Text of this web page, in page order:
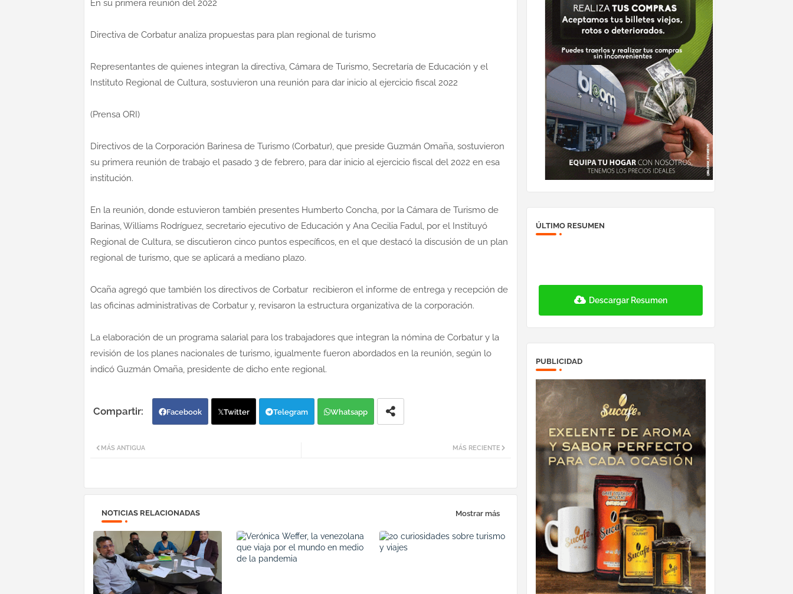
En su primera reunión del 2022
Directiva de Corbatur analiza propuestas para plan regional de turismo
Representantes de quienes integran la directiva, Cámara de Turismo, Secretaría de Educación y el
Instituto Regional de Cultura, sostuvieron una reunión para dar inicio al ejercicio fiscal 2022
(Prensa ORI)
Directivos de la Corporación Barinesa de Turismo (Corbatur), que preside Guzmán Omaña, sostuvieron
su primera reunión de trabajo el pasado 3 de febrero, para dar inicio al ejercicio fiscal del 2022 en esa
institución.
En la reunión, donde estuvieron también presentes Humberto Concha, por la Cámara de Turismo de
Barinas, Williams Rodríguez, secretario ejecutivo de Educación y Ana Cecilia Fadul, por el Instituyó
Regional de Cultura, se discutieron cinco puntos específicos, en el que destacó la discusión de un plan
regional de turismo, que se aplicará a mediano plazo.
Ocaña agregó que también los directivos de Corbatur recibieron el informe de entrega y recepción de
las oficinas administrativas de Corbatur y, revisaron la estructura organizativa de la corporación.
La elaboración de un programa salarial para los trabajadores que integran la nómina de Corbatur y la
revisión de los planes nacionales de turismo, igualmente fueron abordados en la reunión, según lo
indicó Guzmán Omaña, presidente de dicho ente regional.
Facebook Twitter Telegram Whatsapp
MÁS RECIENTE
MÁS ANTIGUA
NOTICIAS RELACIONADAS Mostrar más
ÚLTIMO RESUMEN
Descargar Resumen
PUBLICIDAD